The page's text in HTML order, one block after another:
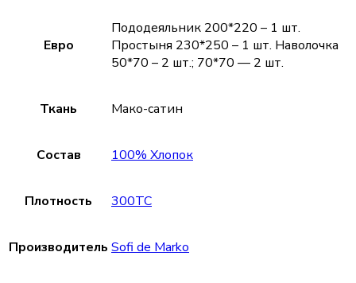
Евро
Пододеяльник 200*220 – 1 шт.
Простыня 230*250 – 1 шт. Наволочка
50*70 – 2 шт.; 70*70 — 2 шт.
Ткань Мако-сатин
Состав 100% Хлопок
Плотность 300TC
Производитель Sofi de Marko